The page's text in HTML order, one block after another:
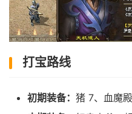
打宝路线
初期装备： 猪 7、血魔殿